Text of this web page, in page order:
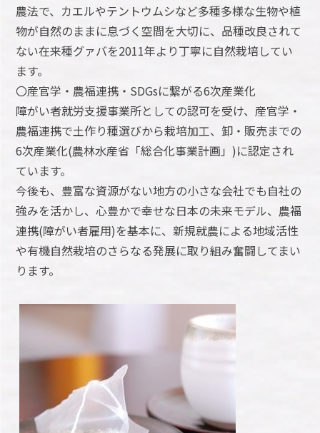
農法で、カエルやテントウムシなど多種多様な生物や植
物が自然のままに息づく空間を大切に、品種改良されて
ない在来種グァバを2011年より丁寧に自然栽培してい
ます。
〇産官学・農福連携・SDGsに繋がる6次産業化
障がい者就労支援事業所としての認可を受け、産官学・
農福連携で土作り種選びから栽培加工、卸・販売までの
6次産業化(農林水産省「総合化事業計画」)に認定され
ています。
今後も、豊富な資源がない地方の小さな会社でも自社の
強みを活かし、心豊かで幸せな日本の未来モデル、農福
連携(障がい者雇用)を基本に、新規就農による地域活性
や有機自然栽培のさらなる発展に取り組み奮闘してまい
ります。